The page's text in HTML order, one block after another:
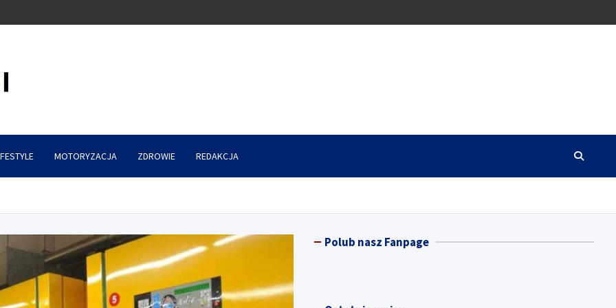
MOTORYZACJA ZDROWIE REDAKCJA
Polub nasz Fanpage